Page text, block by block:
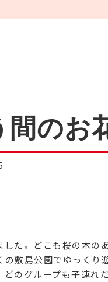
間のお
した。どこも桜の木
敷島公園でゆっく
どのグループも子連